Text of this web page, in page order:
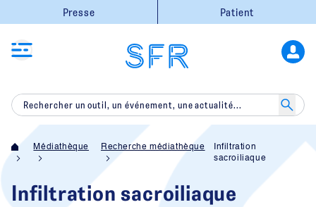
Presse Patient
Médiathèque Recherche médiathèque
Infiltration
sacroiliaque
Infiltration sacroiliaque